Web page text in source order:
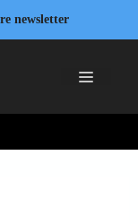
newsletter
Menu